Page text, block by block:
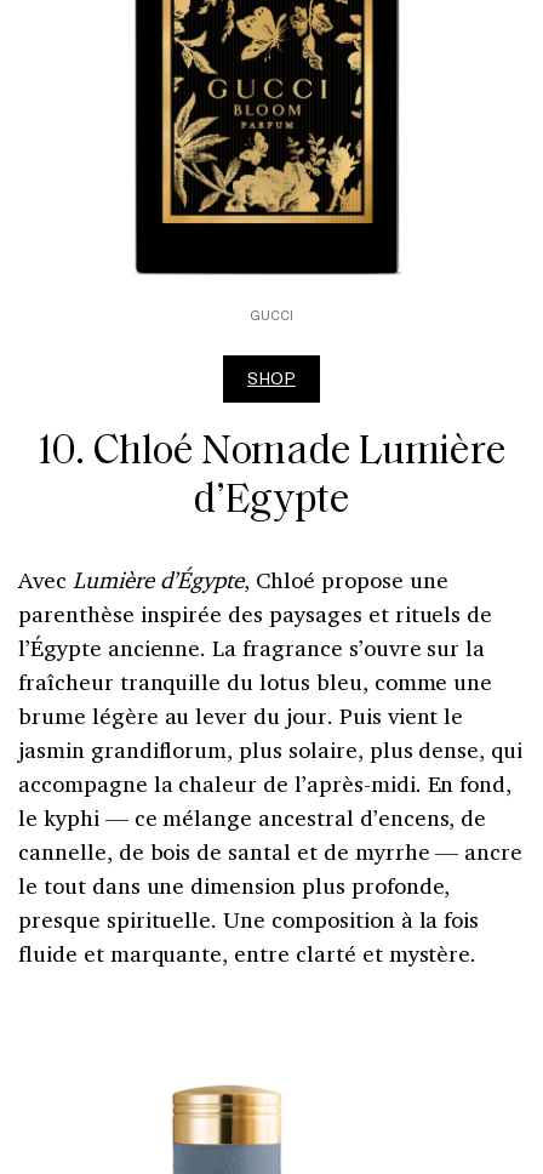
GUCCI
SHOP
10. Chloé Nomade Lumière
d’Egypte
Avec Lumière d’Égypte, Chloé propose une
parenthèse inspirée des paysages et rituels de
l’Égypte ancienne. La fragrance s’ouvre sur la
fraîcheur tranquille du lotus bleu, comme une
brume légère au lever du jour. Puis vient le
jasmin grandiflorum, plus solaire, plus dense, qui
accompagne la chaleur de l’après-midi. En fond,
le kyphi — ce mélange ancestral d’encens, de
cannelle, de bois de santal et de myrrhe — ancre
le tout dans une dimension plus profonde,
presque spirituelle. Une composition à la fois
fluide et marquante, entre clarté et mystère.